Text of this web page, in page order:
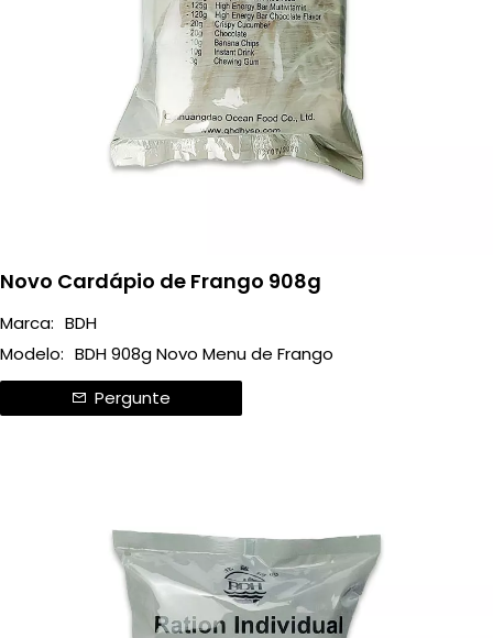
Novo Cardápio de Frango 908g
Marca: BDH
Modelo: BDH 908g Novo Menu de Frango
Pergunte